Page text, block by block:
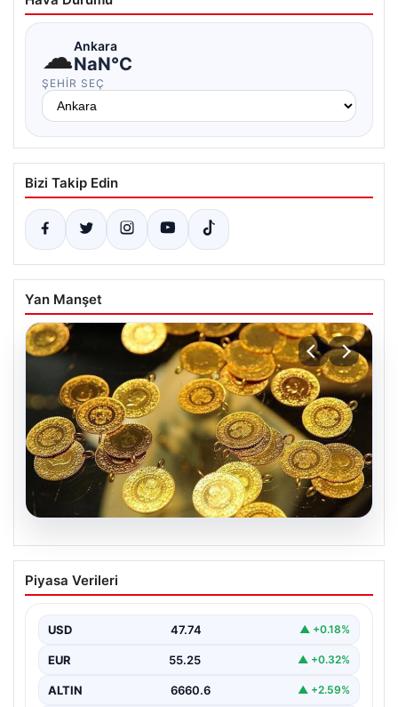
☁Ankara
NaN°C
ŞEHIR SEÇ
Bizi Takip Edin
Yan Manşet
Altın fiyatları canlı 7 Nisan 2026: Altın
fiyatları bugün ne kadar oldu?
Piyasa Verileri
USD 47.74 ▲ +0.18%
EUR 55.25 ▲ +0.32%
ALTIN 6660.6 ▲ +2.59%